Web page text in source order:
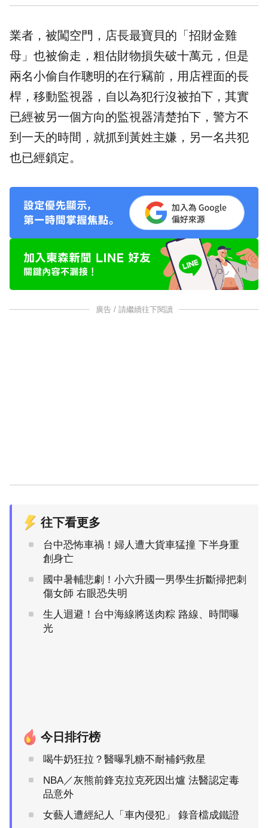
業者，被闖空門，店長最寶貝的「招財金雞
母」也被偷走，粗估財物損失破十萬元，但是
兩名小偷自作聰明的在行竊前，用店裡面的長
桿，移動監視器，自以為犯行沒被拍下，其實
已經被另一個方向的監視器清楚拍下，警方不
到一天的時間，就抓到黃姓主嫌，另一名共犯
也已經鎖定。
廣告 / 請繼續往下閱讀
往下看更多
台中恐怖車禍！婦人遭大貨車猛撞 下半身重
創身亡
國中暑輔悲劇！小六升國一男學生折斷掃把刺
傷女師 右眼恐失明
生人迴避！台中海線將送肉粽 路線、時間曝
光
今日排行榜
喝牛奶狂拉？醫曝乳糖不耐補鈣救星
NBA／灰熊前鋒克拉克死因出爐 法醫認定毒
品意外
女藝人遭經紀人「車內侵犯」 錄音檔成鐵證